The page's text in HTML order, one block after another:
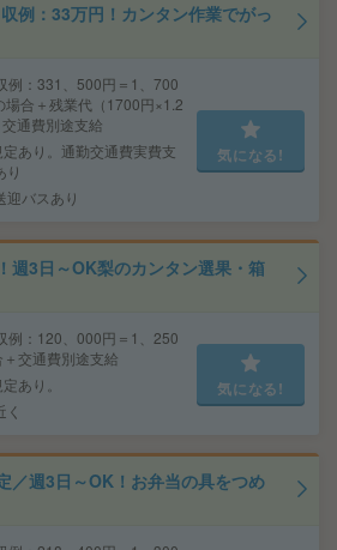
例：33万円！カンタン作業でがっ
例：331、500円＝1、700
合＋残業代（1700円×1.2
通費別途支給
あり。通勤交通費実費支
り
迎バスあり
気になる!
週3日～OK梨のカンタン選果・箱
例：120、000円＝1、250
交通費別途支給
あり。 気になる!
／週3日～OK！お弁当の具をつめ